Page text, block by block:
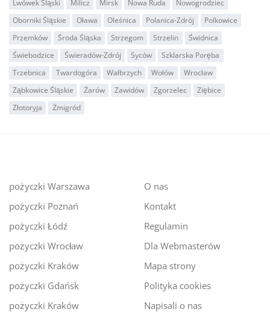
Lwówek Śląski
Milicz Mirsk Nowa Ruda
Nowogrodziec
Oborniki Śląskie
Oława Oleśnica Polanica-Zdrój
Polkowice
Przemków
Środa Śląska Strzegom Strzelin
Świdnica
Świebodzice
Świeradów-Zdrój Syców
Szklarska Poręba
Trzebnica
Twardogóra Wałbrzych Wołów
Wrocław
Ząbkowice Śląskie
Żarów Zawidów Zgorzelec
Ziębice
Złotoryja
Żmigród
pożyczki Warszawa
pożyczki Poznań
pożyczki Łódź
pożyczki Wrocław
pożyczki Kraków
pożyczki Gdańsk
pożyczki Kraków
O nas
Kontakt
Regulamin
Dla Webmasterów
Mapa strony
Polityka cookies
Napisali o nas